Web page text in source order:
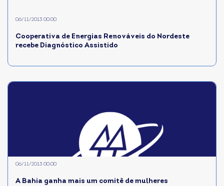
Cooperativa de Energias Renováveis do Nordeste
recebe Diagnóstico Assistido
06/11/2013 00:00
A Bahia ganha mais um comitê de mulheres
06/11/2013 00:00